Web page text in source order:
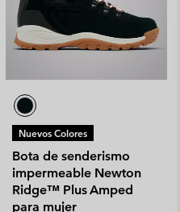
Nuevos Colores
Bota de senderismo
impermeable Newton
Ridge™ Plus Amped
para mujer